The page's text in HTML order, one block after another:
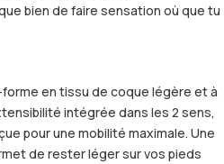
bien de faire sensation où que tu
en tissu de coque légère et à
intégrée dans les 2 sens,
pour une mobilité maximale. Une
de rester léger sur vos pieds